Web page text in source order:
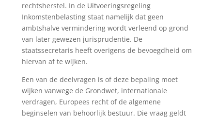
rechtsherstel. In de Uitvoeringsregeling
Inkomstenbelasting staat namelijk dat geen
ambtshalve vermindering wordt verleend op grond
van later gewezen jurisprudentie. De
staatssecretaris heeft overigens de bevoegdheid om
hiervan af te wijken.
Een van de deelvragen is of deze bepaling moet
wijken vanwege de Grondwet, internationale
verdragen, Europees recht of de algemene
beginselen van behoorlijk bestuur. Die vraag geldt